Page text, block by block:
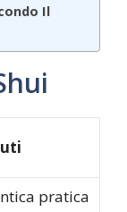
Il
pratica